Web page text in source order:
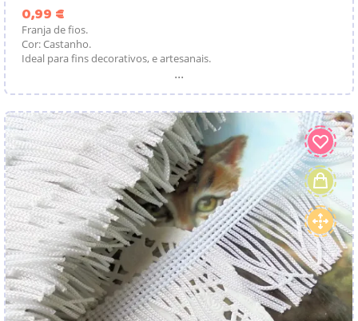
0,99 €
Franja de fios.
Cor: Castanho.
Ideal para fins decorativos, e artesanais.
...